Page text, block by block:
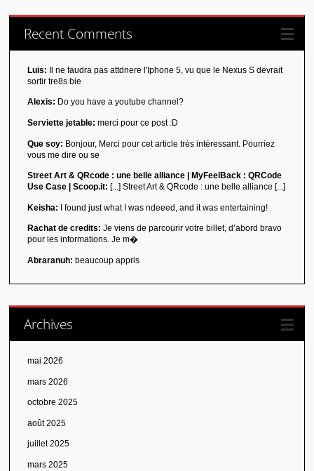
Recent Comments
Luis: Il ne faudra pas attdnere l'Iphone 5, vu que le Nexus S devrait
sortir tre8s bie
Alexis: Do you have a youtube channel?
Serviette jetable: merci pour ce post :D
Que soy: Bonjour, Merci pour cet article très intéressant. Pourriez
vous me dire ou se
Street Art & QRcode : une belle alliance | MyFeelBack : QRCode
Use Case | Scoop.it: [...] Street Art & QRcode : une belle alliance [...]
Keisha: I found just what I was ndeeed, and it was entertaining!
Rachat de credits: Je viens de parcourir votre billet, d’abord bravo
pour les informations. Je m�
Abraranuh: beaucoup appris
Archives
mai 2026
mars 2026
octobre 2025
août 2025
juillet 2025
mars 2025